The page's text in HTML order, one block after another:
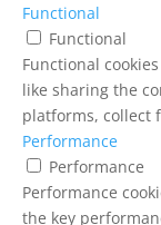
Functional
Functional
Functional
like sharing the
platforms, collect
Performance
Performance
Performance
the key